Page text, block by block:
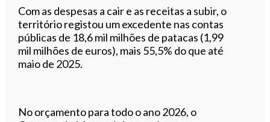
Com as despesas a cair e as receitas a subir, o
território registou um excedente nas contas
públicas de 18,6 mil milhões de patacas (1,99
mil milhões de euros), mais 55,5% do que até
maio de 2025.
No orçamento para todo o ano 2026, o